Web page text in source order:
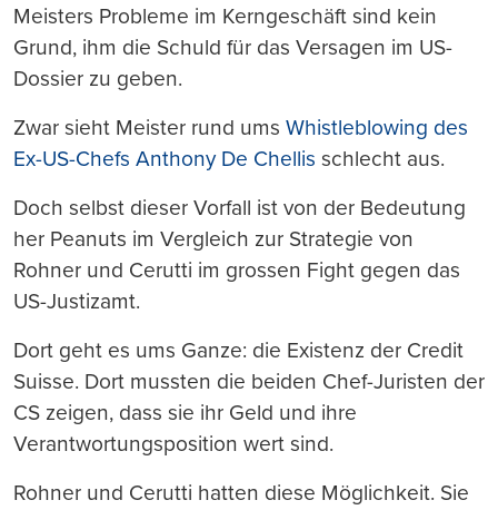
Meisters Probleme im Kerngeschäft sind kein
Grund, ihm die Schuld für das Versagen im US-
Dossier zu geben.
Zwar sieht Meister rund ums Whistleblowing des
Ex-US-Chefs Anthony De Chellis schlecht aus.
Doch selbst dieser Vorfall ist von der Bedeutung
her Peanuts im Vergleich zur Strategie von
Rohner und Cerutti im grossen Fight gegen das
US-Justizamt.
Dort geht es ums Ganze: die Existenz der Credit
Suisse. Dort mussten die beiden Chef-Juristen der
CS zeigen, dass sie ihr Geld und ihre
Verantwortungsposition wert sind.
Rohner und Cerutti hatten diese Möglichkeit. Sie